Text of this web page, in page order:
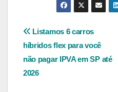
Navegação
de
Post
Listamos 6 carros
híbridos flex para você
não pagar IPVA em SP até
2026